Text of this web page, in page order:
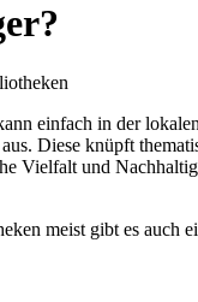
einfach in der
Diese knüpft
Vielfalt und
meist gibt es auch